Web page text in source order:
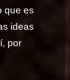
que es
ideas
por